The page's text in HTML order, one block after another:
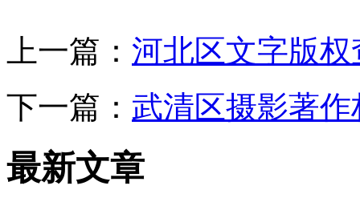
上一篇： 河北区文字版
下一篇： 武清区摄影著
最新文章